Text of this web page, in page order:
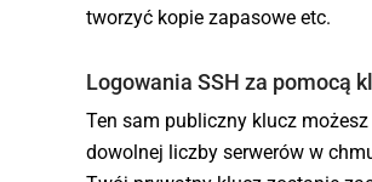
tworzyć kopie zapasowe etc.
Logowania SSH za pomocą
Ten sam publiczny klucz
dowolnej liczby serwerów w